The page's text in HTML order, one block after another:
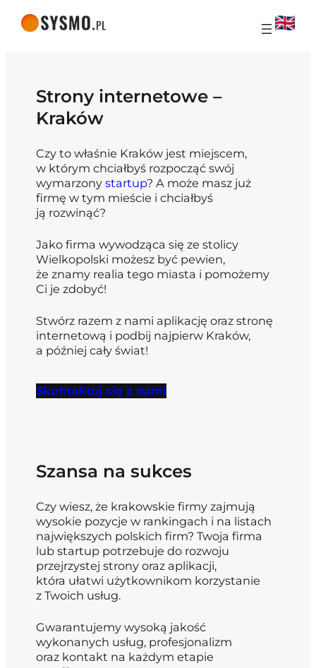
Strony internetowe –
Kraków
Czy to właśnie Kraków jest miejscem,
w którym chciałbyś rozpocząć swój
wymarzonystartup? A może masz już
firmę w tym mieście i chciałbyś
ją rozwinąć?
Jako firma wywodząca się ze stolicy
Wielkopolski możesz być pewien,
że znamy realia tego miasta i pomożemy
Ci je zdobyć!
Stwórz razem z nami aplikację oraz stronę
internetową i podbij najpierw Kraków,
a później cały świat!
Skontaktuj się z nami
Szansa na sukces
Czy wiesz, że krakowskie firmy zajmują
wysokie pozycje w rankingach i na listach
największych polskich firm? Twoja firma
lub startup potrzebuje do rozwoju
przejrzystej strony oraz aplikacji,
która ułatwi użytkownikom korzystanie
z Twoich usług.
Gwarantujemy wysoką jakość
wykonanych usług, profesjonalizm
oraz kontakt na każdym etapie